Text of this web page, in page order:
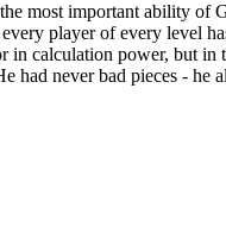
most important ability of
player of every level
in calculation power, but
had never bad pieces -